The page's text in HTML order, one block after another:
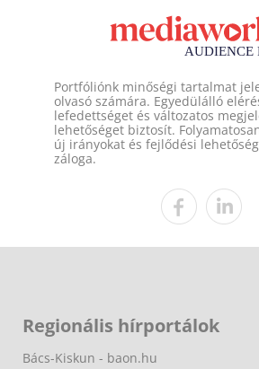
Portfóliónk minőségi tartalmat
olvasó számára. Egyedülálló
lefedettséget és változatos
lehetőséget biztosít.
új irányokat és fejlődési
záloga.
Regionális hírportálok
Bács-Kiskun - baon.hu